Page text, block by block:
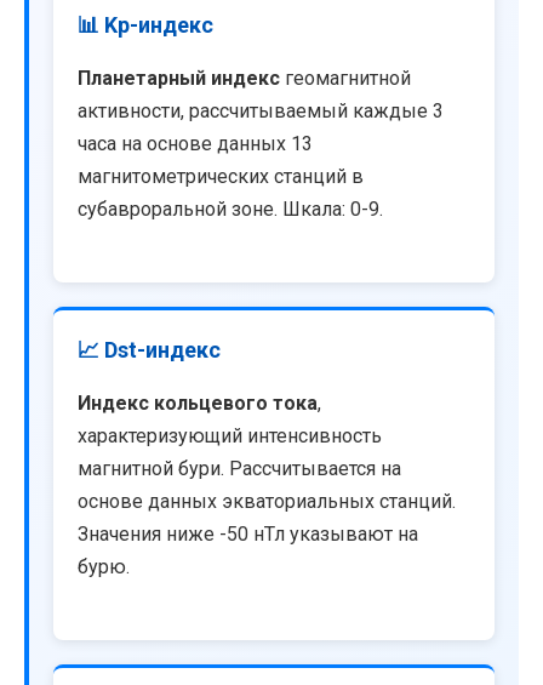
📊 Kp-индекс
Планетарный индекс геомагнитной
активности, рассчитываемый каждые 3
часа на основе данных 13
магнитометрических станций в
субавроральной зоне. Шкала: 0-9.
📈 Dst-индекс
Индекс кольцевого тока,
характеризующий интенсивность
магнитной бури. Рассчитывается на
основе данных экваториальных станций.
Значения ниже -50 нТл указывают на
бурю.